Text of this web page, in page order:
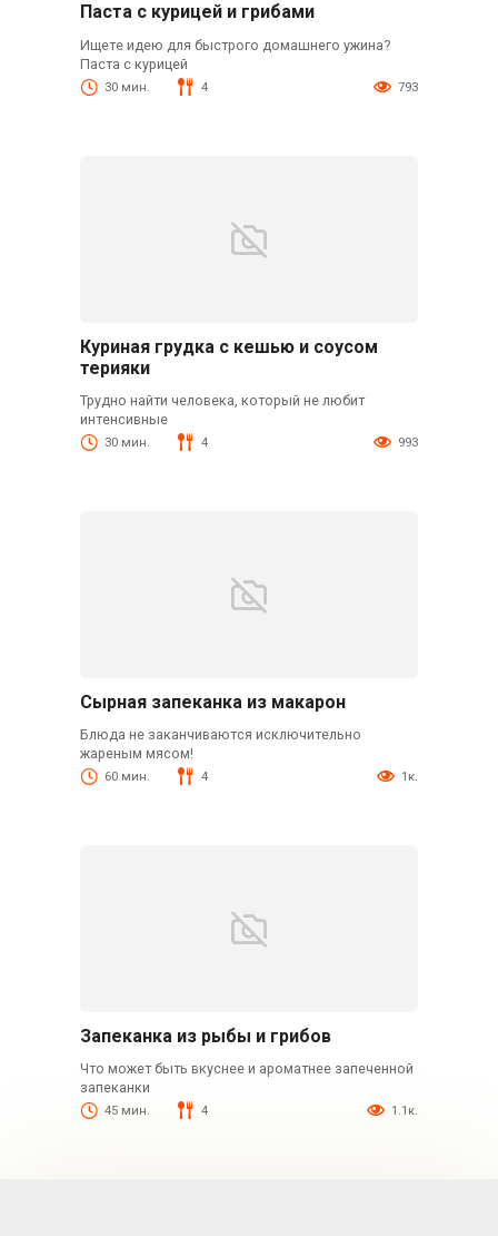
Паста с курицей и грибами
Ищете идею для быстрого домашнего ужина?
Паста с курицей
30 мин. 4 793
Куриная грудка с кешью и соусом
терияки
Трудно найти человека, который не любит
интенсивные
30 мин. 4 993
Сырная запеканка из макарон
Блюда не заканчиваются исключительно
жареным мясом!
60 мин. 4 1к.
Запеканка из рыбы и грибов
Что может быть вкуснее и ароматнее запеченной
запеканки
45 мин. 4 1.1к.